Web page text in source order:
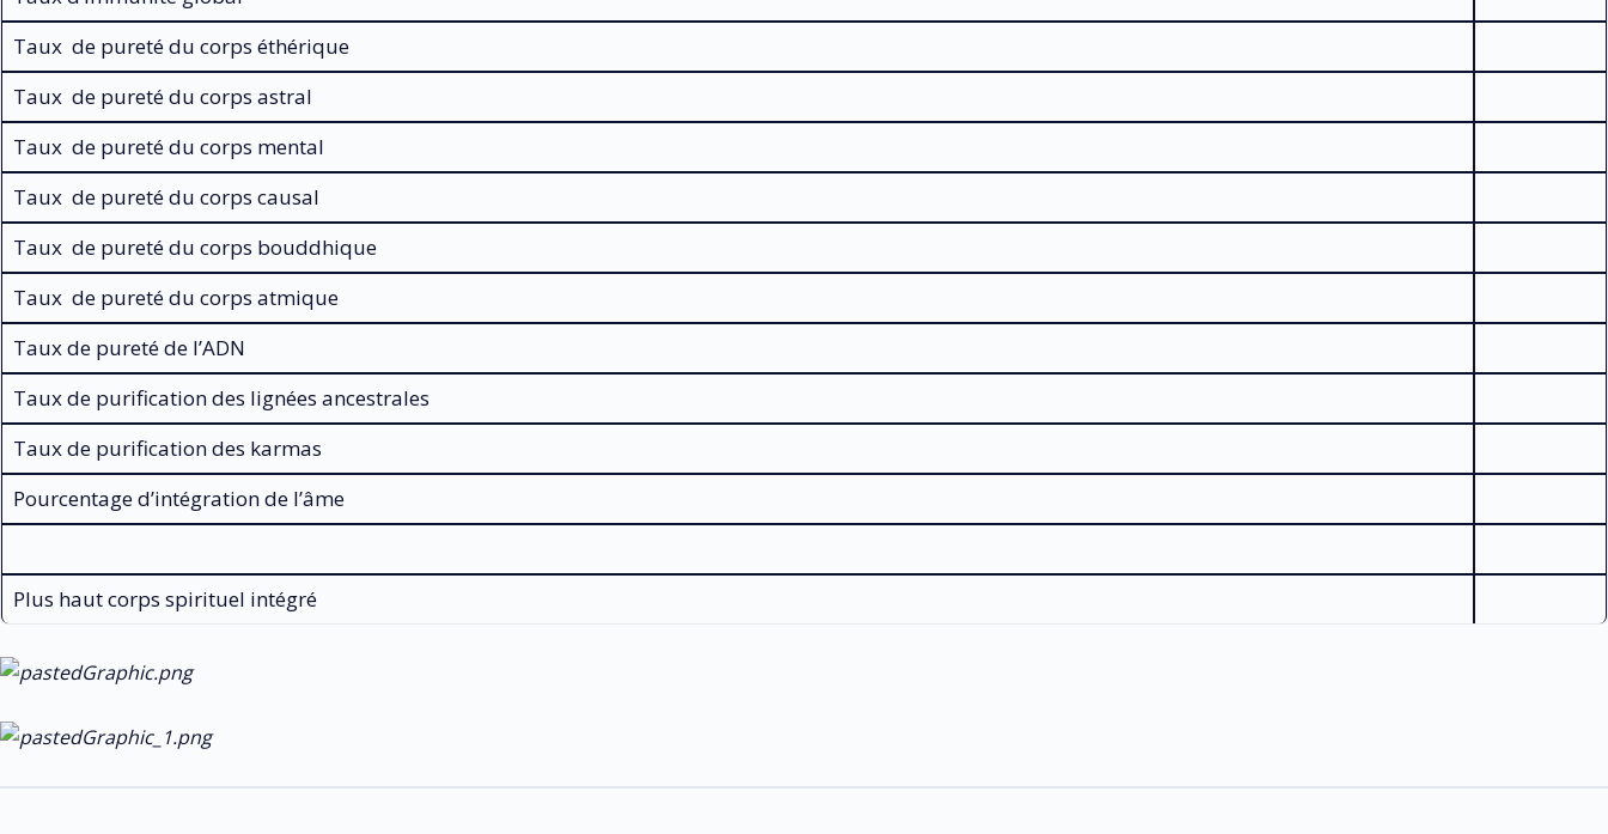
Taux de pureté du corps éthérique
Taux de pureté du corps astral
Taux de pureté du corps mental
Taux de pureté du corps causal
Taux de pureté du corps bouddhique
Taux de pureté du corps atmique
Taux de pureté de l’ADN
Taux de purification des lignées ancestrales
Taux de purification des karmas
Pourcentage d’intégration de l’âme
Plus haut corps spirituel intégré